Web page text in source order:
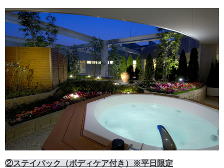
②ステイパック（ボディケア付き）※平日限定